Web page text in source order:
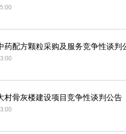
药配方颗粒采购及服务竞争性谈判
村骨灰楼建设项目竞争性谈判公告